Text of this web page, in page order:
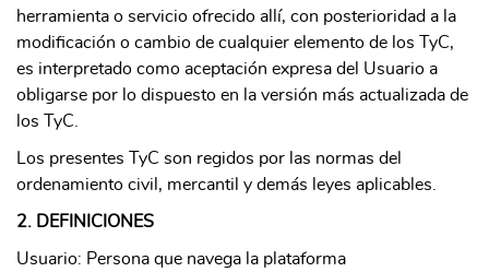
herramienta o servicio ofrecido allí, con posterioridad a la
modificación o cambio de cualquier elemento de los TyC,
es interpretado como aceptación expresa del Usuario a
obligarse por lo dispuesto en la versión más actualizada de
los TyC.
Los presentes TyC son regidos por las normas del
ordenamiento civil, mercantil y demás leyes aplicables.
2. DEFINICIONES
Usuario: Persona que navega la plataforma